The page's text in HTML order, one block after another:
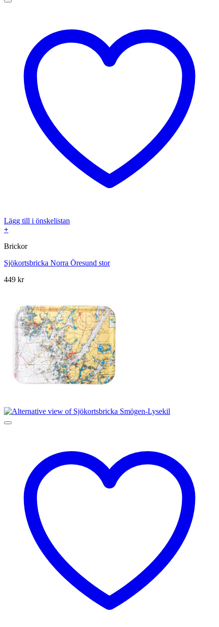
Lägg till i önskelistan
+
Brickor
Sjökortsbricka Norra Öresund stor
449 kr